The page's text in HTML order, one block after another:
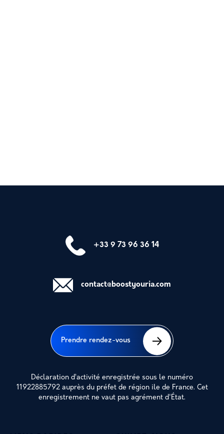
+33 9 73 96 36 14
contact@boostyouria.com
Prendre rendez-vous
Déclaration d’activité enregistrée sous le numéro
11922885792 auprès du préfet de région ile de France. Cet
enregistrement ne vaut pas agrément d'État.